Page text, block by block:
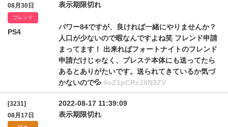
08月30日
フレンド
PS4
表示期限切れ
パワー84ですが、良ければ一緒にやりませんか？
人口が少ないので暇なんですよね笑 フレンド申請
まってます！ 出来ればフォートナイトのフレンド
申請だけじゃなく、プレステ本体にも送ってたら
あるとありがたいです。送られてきているか気づ
かないので💦 #oZ1pCRzJXN3ZV
[3231]
08月17日
2022-08-17 11:39:09
表示期限切れ